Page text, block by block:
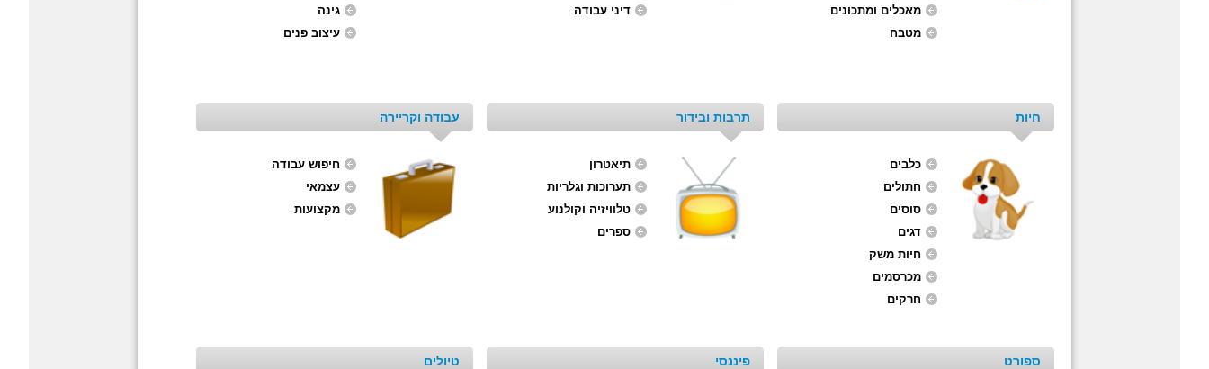
מאכלים ומתכונים
מטבח
דיני עבודה
גינה
עיצוב פנים
חיות
כלבים
חתולים
סוסים
דגים
חיות משק
מכרסמים
חרקים
תרבות ובידור
תיאטרון
תערוכות וגלריות
טלוויזיה וקולנוע
ספרים
עבודה וקריירה
חיפוש עבודה
עצמאי
מקצועות
ספורט פיננסי טיולים